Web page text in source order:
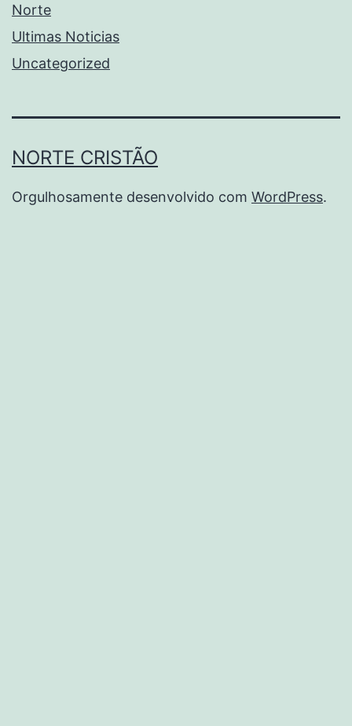
Norte
Ultimas Noticias
Uncategorized
NORTE CRISTÃO
Orgulhosamente desenvolvido com WordPress.